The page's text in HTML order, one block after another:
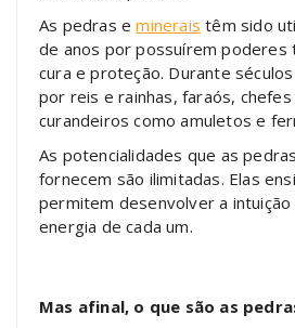
As pedras eminerais têm sido
de anos por possuírem poderes
cura e proteção. Durante
por reis e rainhas, faraós,
curandeiros como amuletos e
As potencialidades que as
fornecem são ilimitadas. Elas
permitem desenvolver a intuição
energia de cada um.
Mas afinal, o que são as